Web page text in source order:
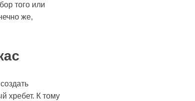
того или
же,
хребет. К тому